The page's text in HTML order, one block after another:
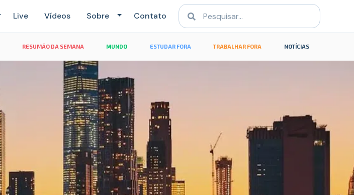
Live Vídeos Sobre Contato
RESUMÃO DA SEMANA MUNDO ESTUDAR FORA TRABALHAR FORA NOTÍCIAS